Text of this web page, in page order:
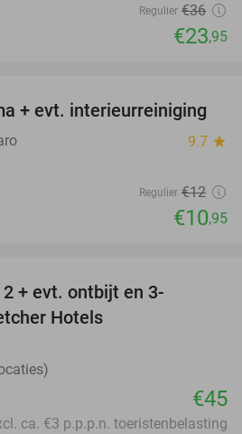
Regulier €36
€23,95
9%
+ evt. interieurreiniging
9.7 star
Regulier €12
€10,95
+ evt. ontbijt en 3-
Hotels
€45
ca. €3 p.p.p.n. toeristenbelasting